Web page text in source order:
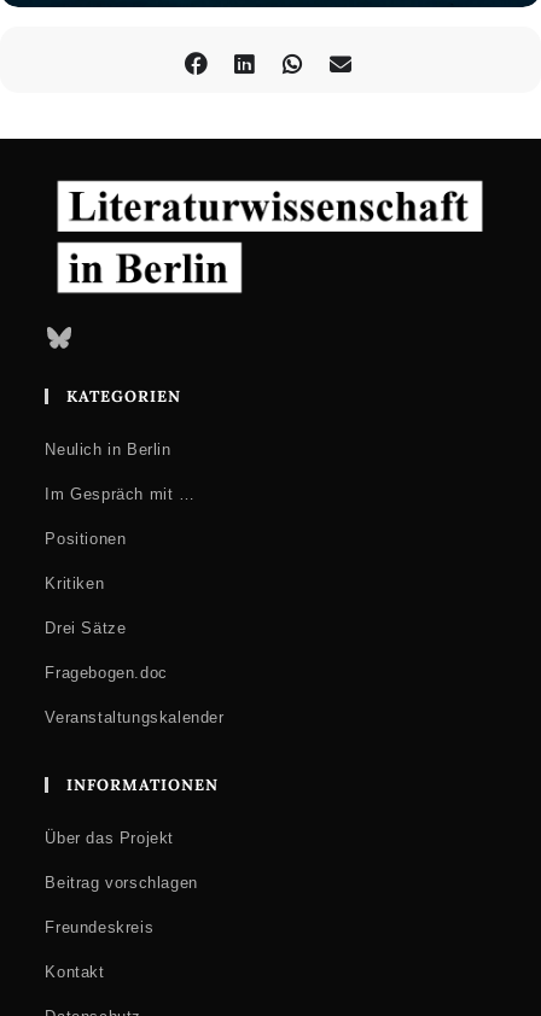
Bluesky
KATEGORIEN
Neulich in Berlin
Im Gespräch mit …
Positionen
Kritiken
Drei Sätze
Fragebogen.doc
Veranstaltungskalender
INFORMATIONEN
Über das Projekt
Beitrag vorschlagen
Freundeskreis
Kontakt